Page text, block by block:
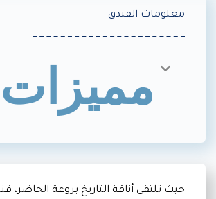
معلومات الفندق
مميزات
حيث تلتقي أناقة التاريخ بروعة الحاضر،